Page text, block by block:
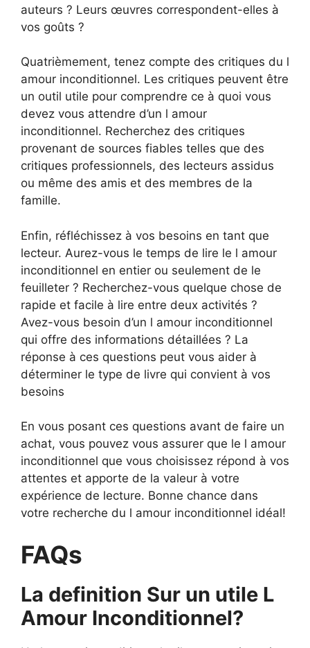
auteurs ? Leurs œuvres correspondent-elles à
vos goûts ?
Quatrièmement, tenez compte des critiques du l
amour inconditionnel. Les critiques peuvent être
un outil utile pour comprendre ce à quoi vous
devez vous attendre d’un l amour
inconditionnel. Recherchez des critiques
provenant de sources fiables telles que des
critiques professionnels, des lecteurs assidus
ou même des amis et des membres de la
famille.
Enfin, réfléchissez à vos besoins en tant que
lecteur. Aurez-vous le temps de lire le l amour
inconditionnel en entier ou seulement de le
feuilleter ? Recherchez-vous quelque chose de
rapide et facile à lire entre deux activités ?
Avez-vous besoin d’un l amour inconditionnel
qui offre des informations détaillées ? La
réponse à ces questions peut vous aider à
déterminer le type de livre qui convient à vos
besoins
En vous posant ces questions avant de faire un
achat, vous pouvez vous assurer que le l amour
inconditionnel que vous choisissez répond à vos
attentes et apporte de la valeur à votre
expérience de lecture. Bonne chance dans
votre recherche du l amour inconditionnel idéal!
FAQs
La definition Sur un utile L
Amour Inconditionnel?